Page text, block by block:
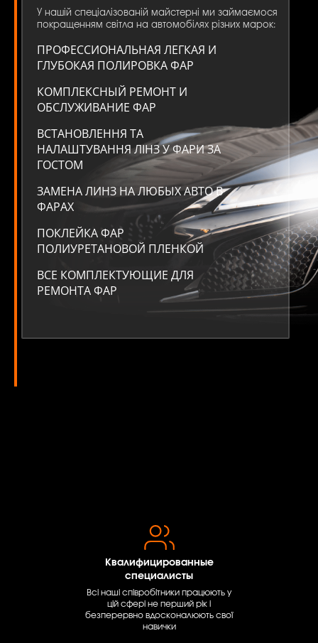
У нашій спеціалізованій майстерні ми займаємося
покращенням світла на автомобілях різних марок:
ПРОФЕССИОНАЛЬНАЯ ЛЕГКАЯ И
ГЛУБОКАЯ ПОЛИРОВКА ФАР
КОМПЛЕКСНЫЙ РЕМОНТ И
ОБСЛУЖИВАНИЕ ФАР
ВСТАНОВЛЕННЯ ТА
НАЛАШТУВАННЯ ЛІНЗ У ФАРИ ЗА
ГОСТОМ
ЗАМЕНА ЛИНЗ НА ЛЮБЫХ АВТО В
ФАРАХ
ПОКЛЕЙКА ФАР
ПОЛИУРЕТАНОВОЙ ПЛЕНКОЙ
ВСЕ КОМПЛЕКТУЮЩИЕ ДЛЯ
РЕМОНТА ФАР
Квалифицированные
специалисты
Всі наші співробітники працюють у
цій сфері не перший рік і
безперервно вдосконалюють свої
навички